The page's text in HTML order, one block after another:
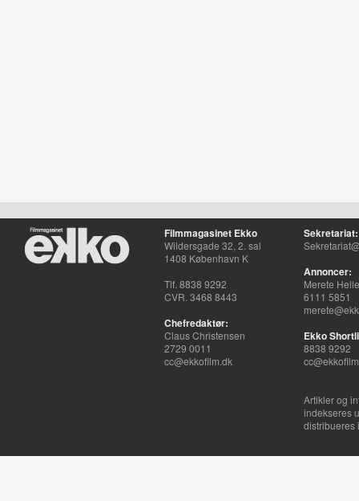
Filmmagasinet Ekko
Wildersgade 32, 2. sal
1408 København K
Tlf. 8838 9292
CVR. 3468 8443
Chefredaktør:
Claus Christensen
2729 0011
cc@ekkofilm.dk
Sekretariat:
Annoncer:
Merete
6111 5851
Ekko
8838 9292
Artikler og
indekseres
distribueres